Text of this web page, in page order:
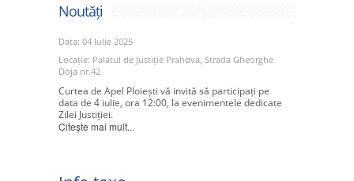
Noutăți
Data: 04 Iulie 2025
Locație: Palatul de Justiție Prahova, Strada Gheorghe
Doja nr.42
Curtea de Apel Ploiești vă invită să participați pe
data de 4 iulie, ora 12:00, la evenimentele dedicate
Zilei Justiției.
Citește mai mult...